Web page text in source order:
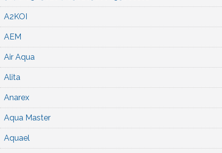
A2KOI
AEM
Air Aqua
Alita
Anarex
Aqua Master
Aquael